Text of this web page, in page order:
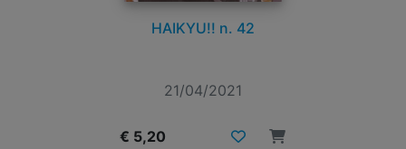
HAIKYU!! n. 42
21/04/2021
€ 5,20